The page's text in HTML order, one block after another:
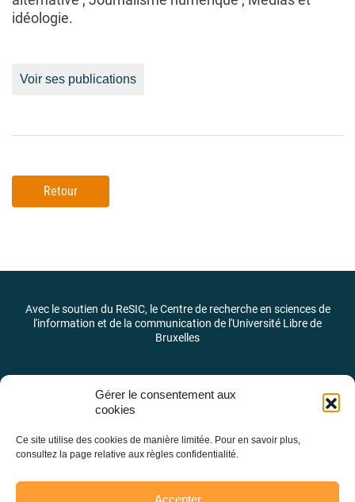
Gérer le consentement aux
cookies
Ce site utilise des cookies de manière limitée. Pour en savoir plus,
consultez la page relative aux règles confidentialité.
Accepter
idéologie.
Voir ses publications
Retour
Avec le soutien du ReSIC, le Centre de recherche en sciences de
l'information et de la communication de l'Université Libre de
Bruxelles